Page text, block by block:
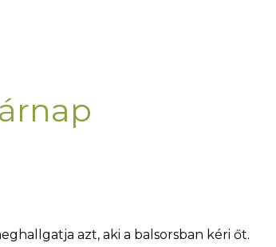
azt, aki a balsorsban kéri őt.